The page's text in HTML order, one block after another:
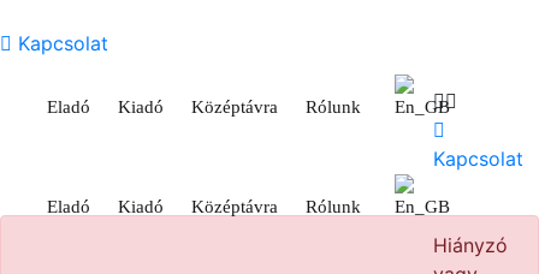
Kapcsolat
Eladó Kiadó Középtávra Rólunk
Eladó Kiadó Középtávra Rólunk
Kapcsolat
Hiányzó